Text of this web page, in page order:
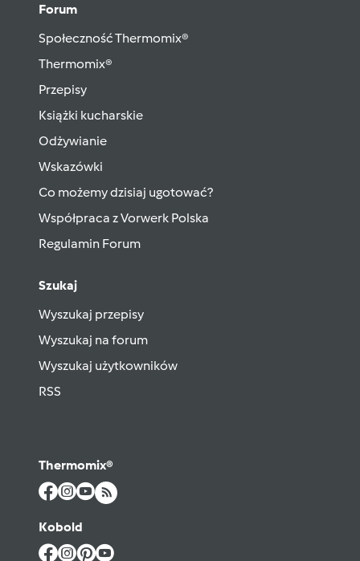
Forum
Społeczność Thermomix®
Thermomix®
Przepisy
Książki kucharskie
Odżywianie
Wskazówki
Co możemy dzisiaj ugotować?
Współpraca z Vorwerk Polska
Regulamin Forum
Szukaj
Wyszukaj przepisy
Wyszukaj na forum
Wyszukaj użytkowników
RSS
Thermomix®
Kobold